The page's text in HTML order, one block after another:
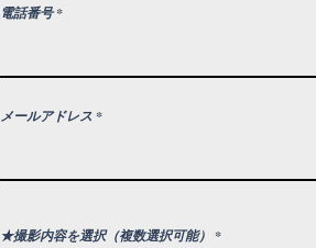
電話番号
メールアドレス
★撮影内容を選択（複数選択可能） *必